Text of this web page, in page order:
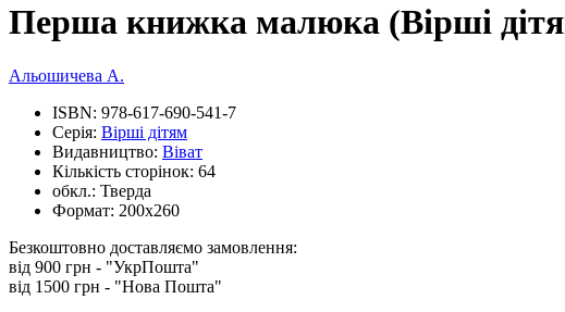
Перша книжка малюка (Вірші
Альошичева А.
ISBN: 978-617-690-541-7
Серія: Вірші дітям
Видавництво: Віват
Кількість сторінок: 64
обкл.: Тверда
Формат: 200х260
Безкоштовно доставляємо замовлення:
від 900 грн - "УкрПошта"
від 1500 грн - "Нова Пошта"